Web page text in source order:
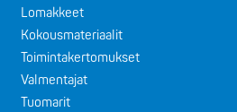
Lomakkeet
Kokousmateriaalit
Toimintakertomukset
Valmentajat
Tuomarit